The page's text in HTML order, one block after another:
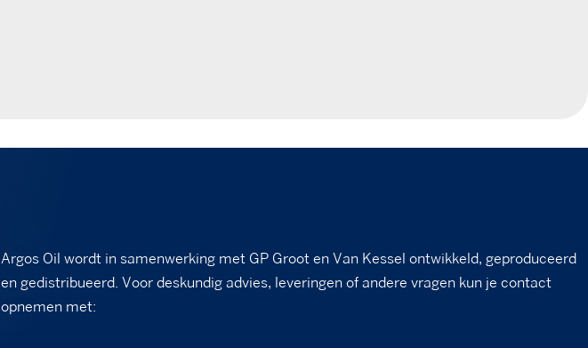
Argos Oil wordt in samenwerking met GP Groot en Van Kessel ontwikkeld, geproduceerd
en gedistribueerd. Voor deskundig advies, leveringen of andere vragen kun je contact
opnemen met: